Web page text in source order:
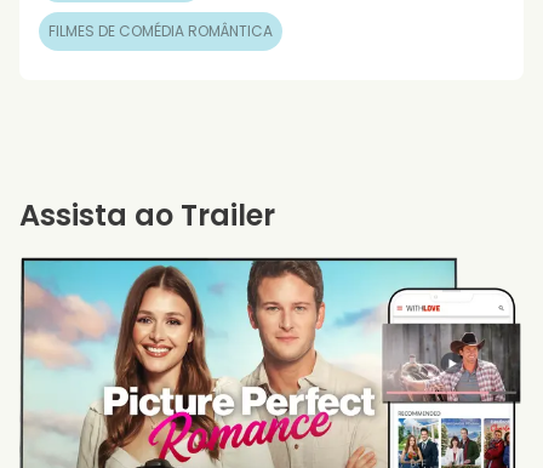
FILMES DE COMÉDIA ROMÂNTICA
Assista ao Trailer